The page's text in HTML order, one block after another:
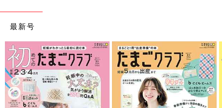
最新号